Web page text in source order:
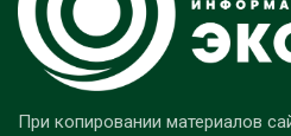
При копировании материалов